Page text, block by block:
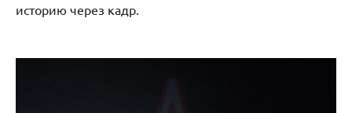
историю через кадр.